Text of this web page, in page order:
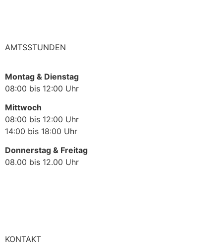
AMTSSTUNDEN
Montag & Dienstag
08:00 bis 12:00 Uhr
Mittwoch
08:00 bis 12:00 Uhr
14:00 bis 18:00 Uhr
Donnerstag & Freitag
08.00 bis 12.00 Uhr
KONTAKT